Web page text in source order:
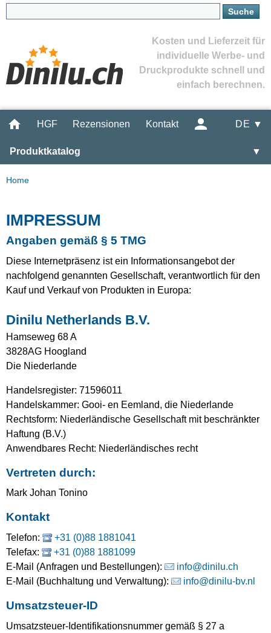
Kosten und Lieferzeit für
individuelle Werbe- und
Druckprodukte schnell und
einfach berechnen.
HGF Rezensionen Kontakt DE ▼
Produktkatalog ▼
Home
IMPRESSUM
Angaben gemäß § 5 TMG
Diese Internetpräsenz ist ein Informationsangebot der
nachfolgend genannten Gesellschaft, verantwortlich für den
Kauf und Verkauf von Produkten in Europa:
Dinilu Netherlands B.V.
Hamseweg 68 A
3828AG Hoogland
Die Niederlande
Handelsregister: 71596011
Handelskammer: Gooi- en Eemland, die Niederlande
Rechtsform: Niederländische Gesellschaft mit beschränkter
Haftung (B.V.)
Anwendbares Recht: Niederländisches recht
Vertreten durch:
Mark Johan Tonino
Kontakt
Telefon:
+31 (0)88 1881041
Telefax:
+31 (0)88 1881099
E-Mail (Anfragen und Bestellungen):
info@dinilu.ch
E-Mail (Buchhaltung und Verwaltung):
info@dinilu-bv.nl
Umsatzsteuer-ID
Umsatzsteuer-Identifikationsnummer gemäß § 27 a